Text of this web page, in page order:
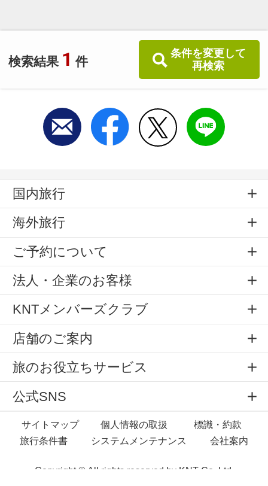
検索結果 1 件
条件を変更して
再検索
国内旅行
海外旅行
ご予約について
法人・企業のお客様
KNTメンバーズクラブ
店舗のご案内
旅のお役立ちサービス
公式SNS
サイトマップ 個人情報の取扱
標識・約款
旅行条件書
システムメンテナンス 会社案内
Copyright © All rights reserved by KNT Co.,Ltd.